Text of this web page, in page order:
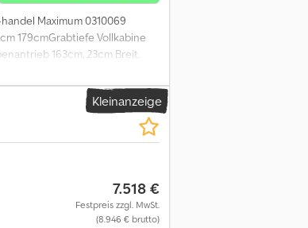
Maximum 0310069
179cmGrabtiefe Vollkabine
163cm, 23cm Breit,
Kleinanzeige
7.518 €
Festpreis zzgl. MwSt.
(8.946 € brutto)